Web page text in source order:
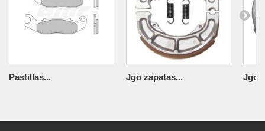
Pastillas... Jgo zapatas... Jgo